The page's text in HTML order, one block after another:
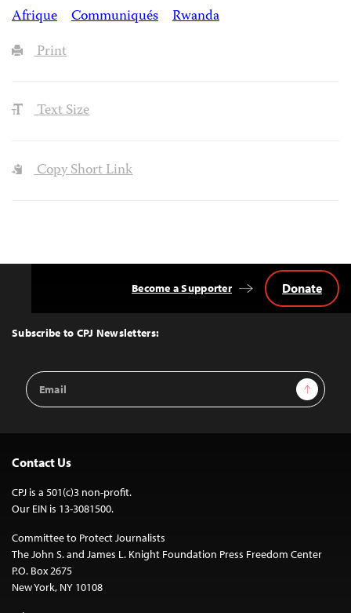
Afrique
Communiqués
Rwanda
Print
Text Size
Copy Short Link
Top
Subscribe to CPJ Newsletters:
Email
Address
Sign Up
Become a Supporter Donate
Contact Us
CPJ is a 501(c)3 non-profit.
Our EIN is 13-3081500.
Committee to Protect Journalists
The John S. and James L. Knight Foundation Press Freedom Center
P.O. Box 2675
New York, NY 10108